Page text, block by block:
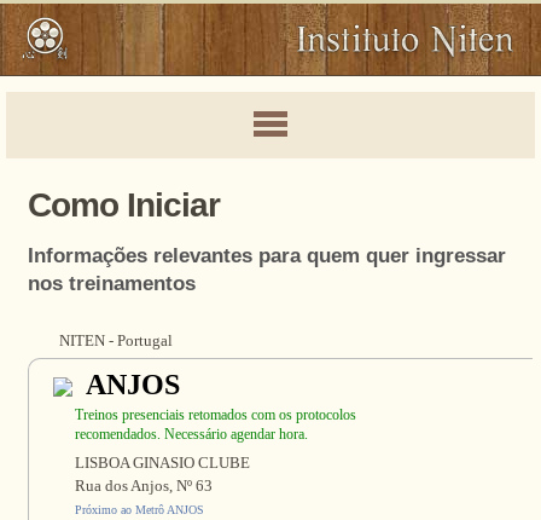
Como Iniciar
Informações relevantes para quem quer ingressar
nos treinamentos
NITEN - Portugal
ANJOS
Treinos presenciais retomados com os protocolos
recomendados. Necessário agendar hora.
LISBOA GINASIO CLUBE
Rua dos Anjos, Nº 63
Próximo ao Metrô ANJOS